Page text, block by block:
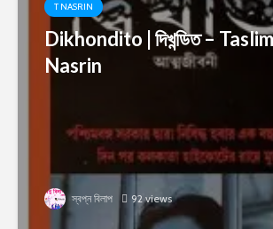
T NASRIN
Dikhondito | দিখন্ডিত –
Nasrin
স্বপ্ন বিলাপ 92 views